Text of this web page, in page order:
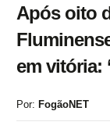
Após oito
em vitória:
Por: FogãoNET